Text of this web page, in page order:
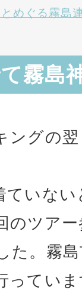
めぐる霧島
霧島
ングの
ていな
のツア
た。霧
ってい